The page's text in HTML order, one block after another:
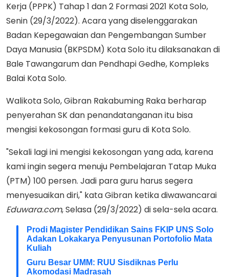
Kerja (PPPK) Tahap 1 dan 2 Formasi 2021 Kota Solo,
Senin (29/3/2022). Acara yang diselenggarakan
Badan Kepegawaian dan Pengembangan Sumber
Daya Manusia (BKPSDM) Kota Solo itu dilaksanakan di
Bale Tawangarum dan Pendhapi Gedhe, Kompleks
Balai Kota Solo.
Walikota Solo, Gibran Rakabuming Raka berharap
penyerahan SK dan penandatanganan itu bisa
mengisi kekosongan formasi guru di Kota Solo.
"Sekali lagi ini mengisi kekosongan yang ada, karena
kami ingin segera menuju Pembelajaran Tatap Muka
(PTM) 100 persen. Jadi para guru harus segera
menyesuaikan diri," kata Gibran ketika diwawancarai
Eduwara.com, Selasa (29/3/2022) di sela-sela acara.
Prodi Magister Pendidikan Sains FKIP UNS Solo
Adakan Lokakarya Penyusunan Portofolio Mata
Kuliah
Guru Besar UMM: RUU Sisdiknas Perlu
Akomodasi Madrasah